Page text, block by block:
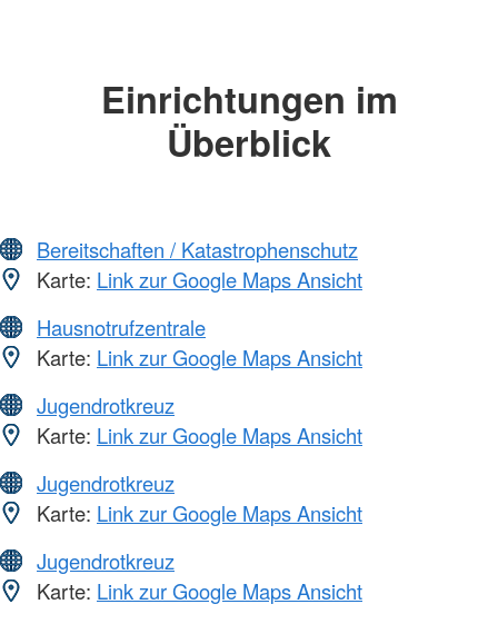
Einrichtungen im
Überblick
Bereitschaften / Katastrophenschutz
Karte: Link zur Google Maps Ansicht
Hausnotrufzentrale
Karte: Link zur Google Maps Ansicht
Jugendrotkreuz
Karte: Link zur Google Maps Ansicht
Jugendrotkreuz
Karte: Link zur Google Maps Ansicht
Jugendrotkreuz
Karte: Link zur Google Maps Ansicht